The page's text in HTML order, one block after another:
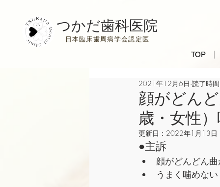
日本臨床歯周病学会認定医
つかだ歯科医院
TOP
顔がどん
歳・女性
2021年12月6日 読了時
更新日： 2022年1月13日
●主訴
顔がどんどん
うまく噛めない